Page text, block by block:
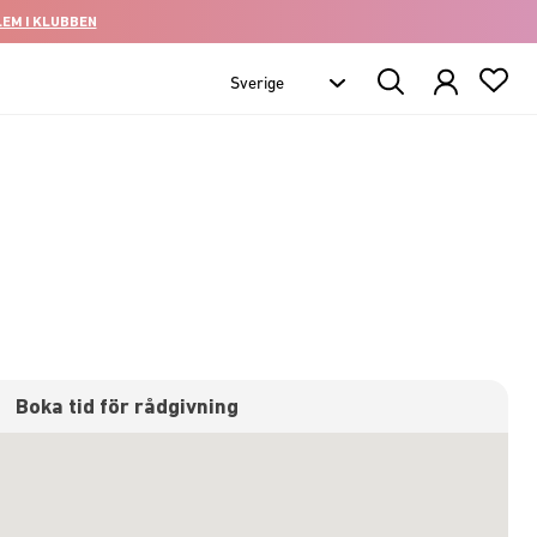
I KLUBBEN
Search
Products
Boka tid för rådgivning